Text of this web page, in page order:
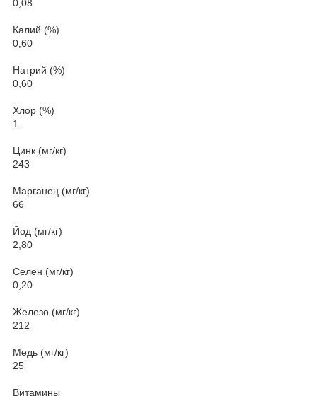
0,08
Калий (%)
0,60
Натрий (%)
0,60
Хлор (%)
1
Цинк (мг/кг)
243
Марганец (мг/кг)
66
Йод (мг/кг)
2,80
Селен (мг/кг)
0,20
Железо (мг/кг)
212
Медь (мг/кг)
25
Витамины